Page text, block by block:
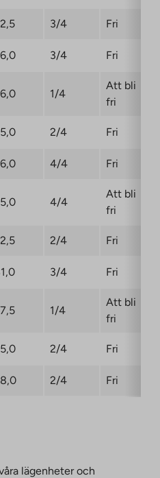
3/4 Fri
3/4 Fri
1/4
Att bli
fri
2/4 Fri
4/4 Fri
4/4
Att bli
fri
2/4 Fri
3/4 Fri
1/4
Att bli
fri
2/4 Fri
2/4 Fri
lägenheter och